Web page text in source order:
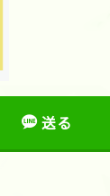
送る